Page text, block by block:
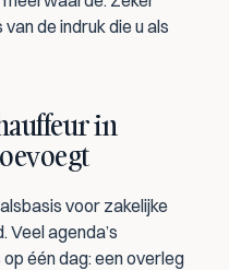
de indruk die u als
in
voor zakelijke
Veel agenda’s
één dag: een overleg